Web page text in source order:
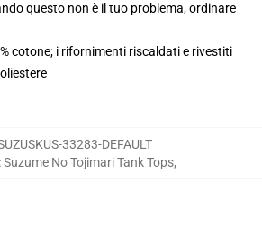
questo non è il tuo problema, ordinare
cotone; i rifornimenti riscaldati e rivestiti
33283-DEFAULT
:Suzume No Tojimari Tank Tops,